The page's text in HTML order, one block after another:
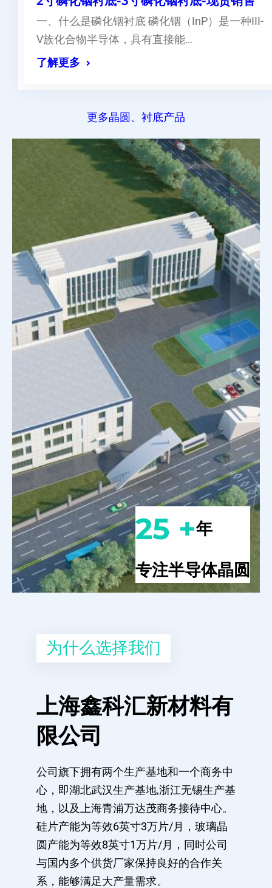
一、什么是磷化铟衬底 磷化铟（InP）是一种III-
V族化合物半导体，具有直接能…
了解更多
更多晶圆、衬底产品
25 +年
专注半导体晶圆
为什么选择我们
上海鑫科汇新材料有
限公司
公司旗下拥有两个生产基地和一个商务中
心，即湖北武汉生产基地,浙江无锡生产基
地，以及上海青浦万达茂商务接待中心。
硅片产能为等效6英寸3万片/月，玻璃晶
圆产能为等效8英寸1万片/月，同时公司
与国内多个供货厂家保持良好的合作关
系，能够满足大产量需求。